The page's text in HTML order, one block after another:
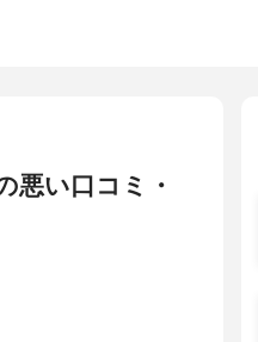
悪い口コミ・